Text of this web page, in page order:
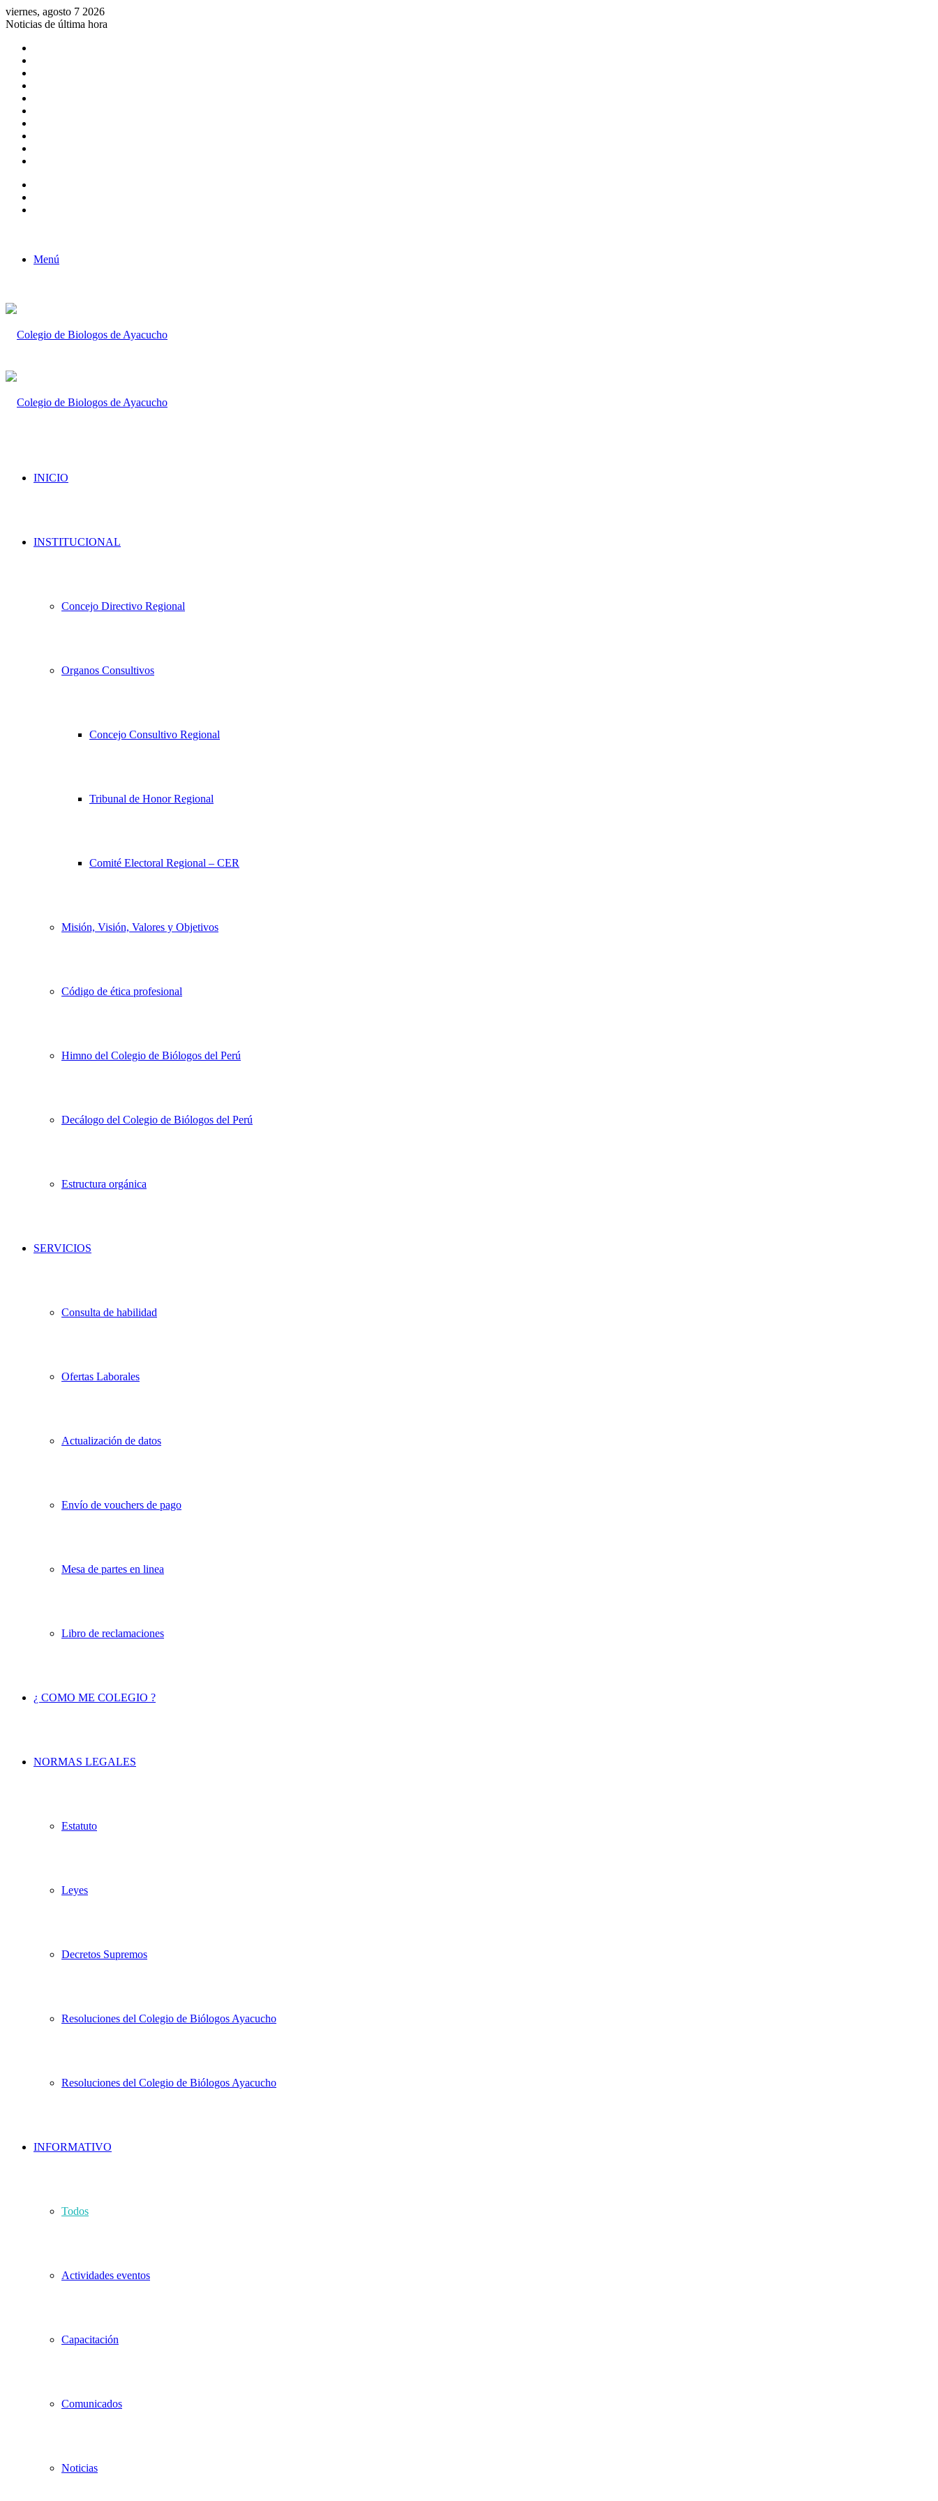
viernes, agosto 7 2026
Noticias de última hora
Menú
INICIO
INSTITUCIONAL
Concejo Directivo Regional
Organos Consultivos
Concejo Consultivo Regional
Tribunal de Honor Regional
Comité Electoral Regional – CER
Misión, Visión, Valores y Objetivos
Código de ética profesional
Himno del Colegio de Biólogos del Perú
Decálogo del Colegio de Biólogos del Perú
Estructura orgánica
SERVICIOS
Consulta de habilidad
Ofertas Laborales
Actualización de datos
Envío de vouchers de pago
Mesa de partes en linea
Libro de reclamaciones
¿ COMO ME COLEGIO ?
NORMAS LEGALES
Estatuto
Leyes
Decretos Supremos
Resoluciones del Colegio de Biólogos Ayacucho
Resoluciones del Colegio de Biólogos Ayacucho
INFORMATIVO
Todos
Actividades eventos
Capacitación
Comunicados
Noticias